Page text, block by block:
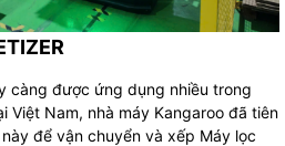
càng được ứng dụng nhiều trong
Việt Nam, nhà máy Kangaroo đã tiên
để vận chuyển và xếp Máy lọc